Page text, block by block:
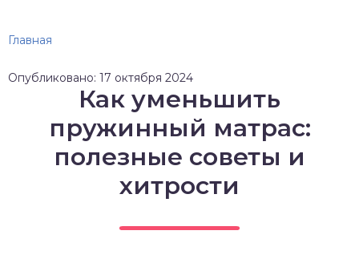
Главная
Опубликовано: 17 октября 2024
Как уменьшить
пружинный матрас:
полезные советы и
хитрости